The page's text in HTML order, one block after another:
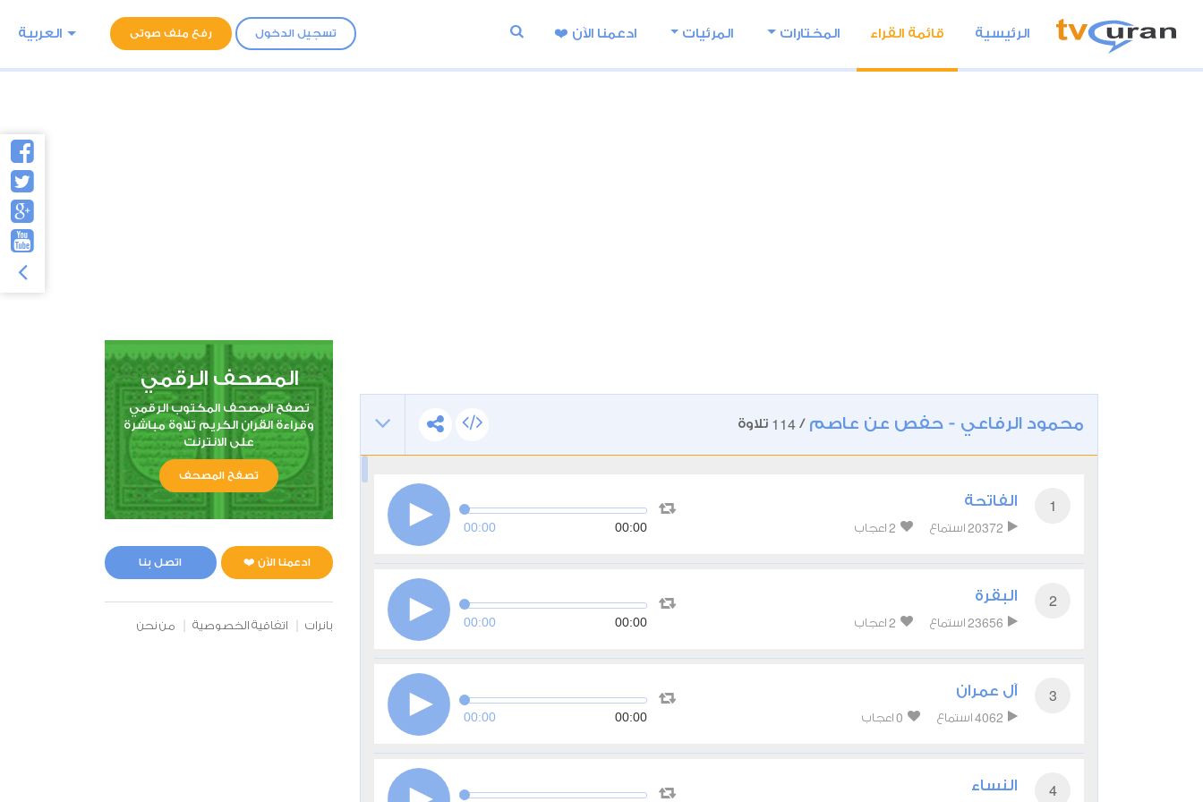
تسجيل الدخول رفع ملف صوتى العربية الرئيسية قائمة القراء المختارات المرئيات ادعمنا اﻵن ❤️
محمود الرفاعي - حفص عن عاصم /
114 تلاوة
1 الفاتحة
20372 استماع 2 اعجاب 00:00 00:00
2 البقرة
23656 استماع 2 اعجاب 00:00 00:00
3 آل عمران
4062 استماع 0 اعجاب 00:00 00:00
4 النساء
المصحف الرقمي
تصفح المصحف المكتوب الرقمي
وقراءة القران الكريم تلاوة مباشرة
على الانترنت
تصفح المصحف
ادعمنا الآن ❤️ اتصل بنا
بانرات اتفاقية الخصوصية من نحن